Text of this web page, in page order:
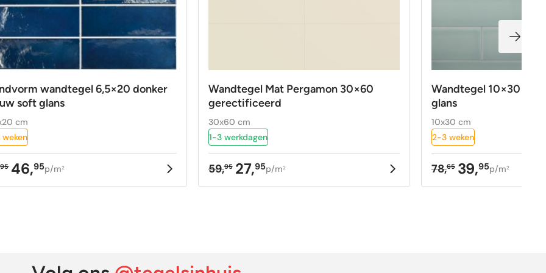
wandtegel 6,5×20 donker
soft glans
cm
95 46,95p/m2
Wandtegel Mat Pergamon 30×60
gerectificeerd
30x60 cm
1-3 werkdagen
59,95
Oorspronkelijke
prijs
27,95
Huidige
prijs
p/m2
Wandtegel 10×30 cm
glans
10x30 cm
2-3 weken
78,65
Oorspronkelijke
prijs
39,95
Huidige
prijs
p/m2